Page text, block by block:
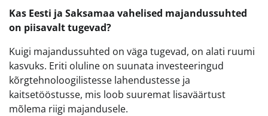
Kas Eesti ja Saksamaa vahelised majandussuhted
on piisavalt tugevad?
Kuigi majandussuhted on väga tugevad, on alati ruumi
kasvuks. Eriti oluline on suunata investeeringud
kõrgtehnoloogilistesse lahendustesse ja
kaitsetööstusse, mis loob suuremat lisaväärtust
mõlema riigi majandusele.